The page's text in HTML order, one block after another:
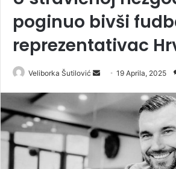
poginuo bivši
reprezentativac
Veliborka Šutilović
a
19 Aprila, 2025